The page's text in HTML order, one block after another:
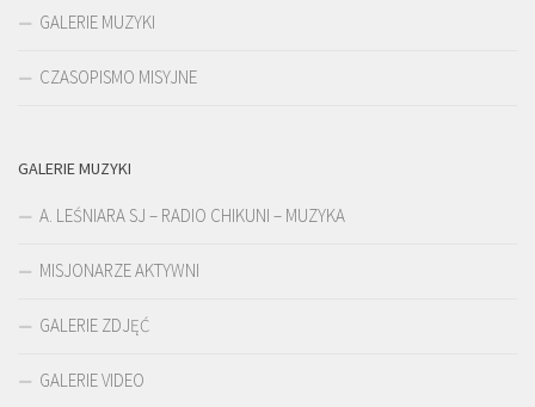
GALERIE MUZYKI
CZASOPISMO MISYJNE
GALERIE MUZYKI
A. LEŚNIARA SJ – RADIO CHIKUNI – MUZYKA
MISJONARZE AKTYWNI
GALERIE ZDJĘĆ
GALERIE VIDEO